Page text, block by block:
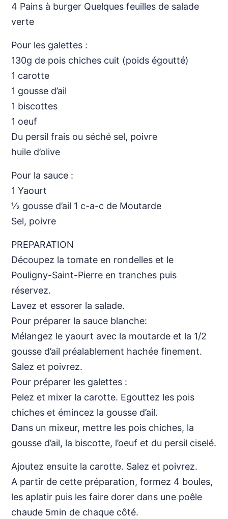
4 Pains à burger Quelques feuilles de salade
verte
Pour les galettes :
130g de pois chiches cuit (poids égoutté)
1 carotte
1 gousse d’ail
1 biscottes
1 oeuf
Du persil frais ou séché sel, poivre
huile d’olive
Pour la sauce :
1 Yaourt
1⁄2 gousse d’ail 1 c-a-c de Moutarde
Sel, poivre
PREPARATION
Découpez la tomate en rondelles et le
Pouligny-Saint-Pierre en tranches puis
réservez.
Lavez et essorer la salade.
Pour préparer la sauce blanche:
Mélangez le yaourt avec la moutarde et la 1/2
gousse d’ail préalablement hachée finement.
Salez et poivrez.
Pour préparer les galettes :
Pelez et mixer la carotte. Egouttez les pois
chiches et émincez la gousse d’ail.
Dans un mixeur, mettre les pois chiches, la
gousse d’ail, la biscotte, l’oeuf et du persil ciselé.
Ajoutez ensuite la carotte. Salez et poivrez.
A partir de cette préparation, formez 4 boules,
les aplatir puis les faire dorer dans une poêle
chaude 5min de chaque côté.